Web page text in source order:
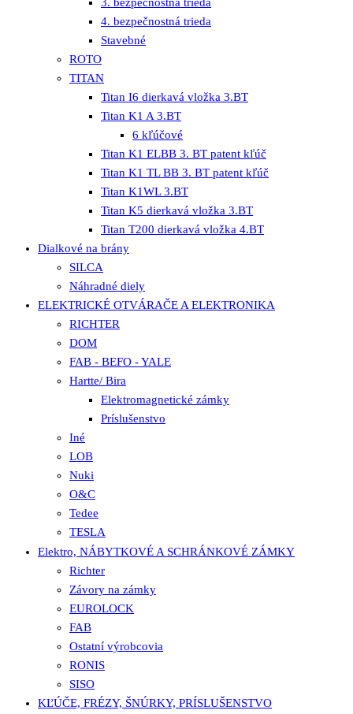
4. bezpečnostná trieda
Stavebné
ROTO
TITAN
Titan I6 dierkavá vložka 3.BT
Titan K1 A 3.BT
6 kľúčové
Titan K1 ELBB 3. BT patent kľúč
Titan K1 TL BB 3. BT patent kľúč
Titan K1WL 3.BT
Titan K5 dierkavá vložka 3.BT
Titan T200 dierkavá vložka 4.BT
Dialkové na brány
SILCA
Náhradné diely
ELEKTRICKÉ OTVÁRAČE A ELEKTRONIKA
RICHTER
DOM
FAB - BEFO - YALE
Hartte/ Bira
Elektromagnetické zámky
Príslušenstvo
Iné
LOB
Nuki
O&C
Tedee
TESLA
Elektro, NÁBYTKOVÉ A SCHRÁNKOVÉ ZÁMKY
Richter
Závory na zámky
EUROLOCK
FAB
Ostatní výrobcovia
RONIS
SISO
KĽÚČE, FRÉZY, ŠNÚRKY, PRÍSLUŠENSTVO